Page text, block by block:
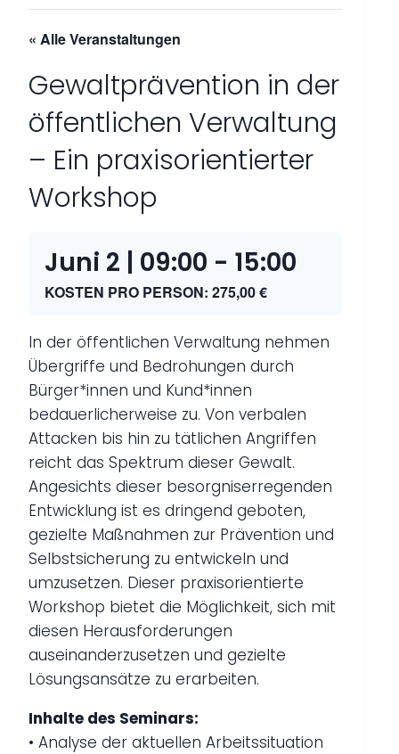
« Alle Veranstaltungen
Gewaltprävention in der
öffentlichen Verwaltung
– Ein praxisorientierter
Workshop
Juni 2 | 09:00 - 15:00
KOSTEN PRO PERSON: 275,00 €
In der öffentlichen Verwaltung nehmen
Übergriffe und Bedrohungen durch
Bürger*innen und Kund*innen
bedauerlicherweise zu. Von verbalen
Attacken bis hin zu tätlichen Angriffen
reicht das Spektrum dieser Gewalt.
Angesichts dieser besorgniserregenden
Entwicklung ist es dringend geboten,
gezielte Maßnahmen zur Prävention und
Selbstsicherung zu entwickeln und
umzusetzen. Dieser praxisorientierte
Workshop bietet die Möglichkeit, sich mit
diesen Herausforderungen
auseinanderzusetzen und gezielte
Lösungsansätze zu erarbeiten.
Inhalte des Seminars:
• Analyse der aktuellen Arbeitssituation